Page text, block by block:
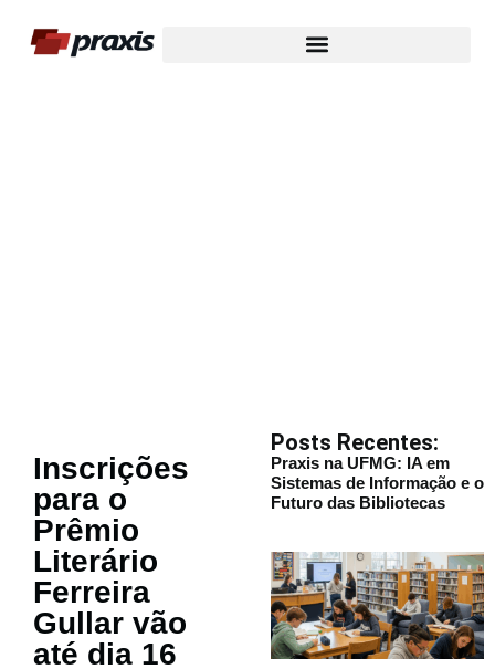
Inscrições
para o
Prêmio
Literário
Ferreira
Gullar vão
até dia 16
Posts Recentes:
Praxis na UFMG: IA em
Sistemas de Informação e o
Futuro das Bibliotecas